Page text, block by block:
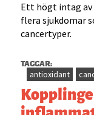
Ett högt intag av
flera sjukdomar
cancertyper.
TAGGAR:
antioxidant